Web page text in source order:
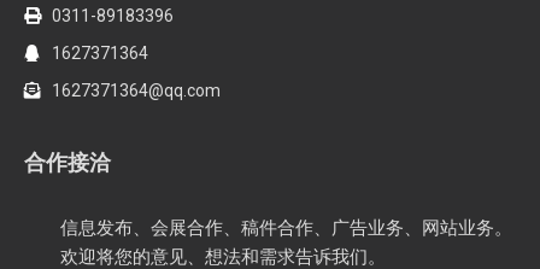
0311-89183396
1627371364
1627371364@qq.com
合作接洽
信息发布、会展合作、稿件合作、广告业务、网站业务。
欢迎将您的意见、想法和需求告诉我们。